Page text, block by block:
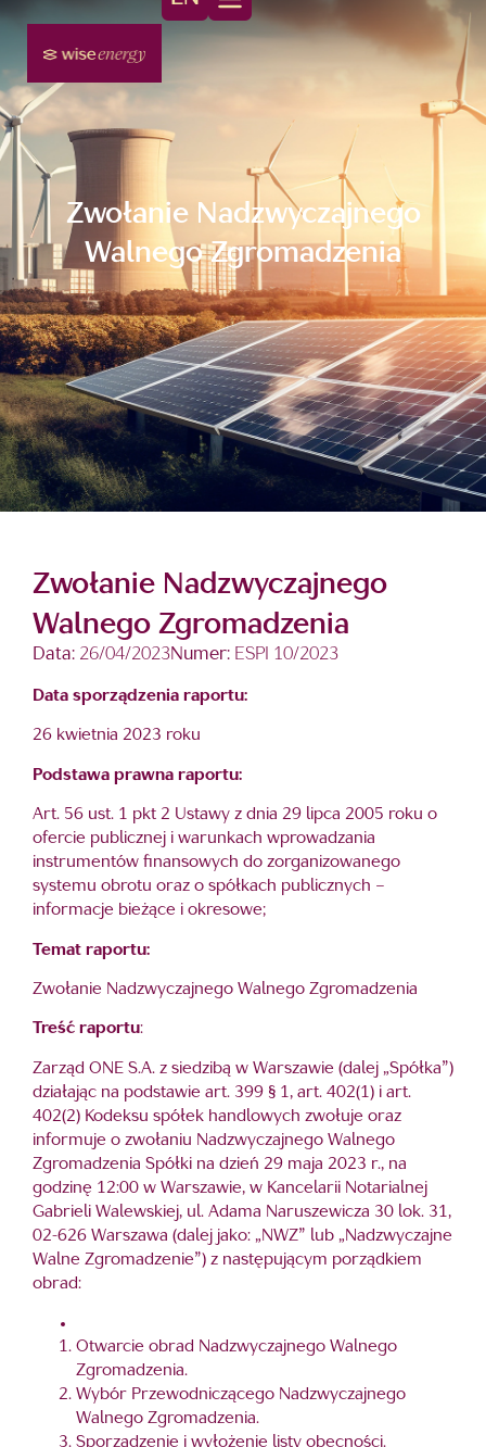
Zwołanie Nadzwyczajnego
Walnego Zgromadzenia
Zwołanie Nadzwyczajnego
Walnego Zgromadzenia
Data: 26/04/2023Numer: ESPI 10/2023
Data sporządzenia raportu:
26 kwietnia 2023 roku
Podstawa prawna raportu:
Art. 56 ust. 1 pkt 2 Ustawy z dnia 29 lipca 2005 roku o
ofercie publicznej i warunkach wprowadzania
instrumentów finansowych do zorganizowanego
systemu obrotu oraz o spółkach publicznych –
informacje bieżące i okresowe;
Temat raportu:
Zwołanie Nadzwyczajnego Walnego Zgromadzenia
Treść raportu:
Zarząd ONE S.A. z siedzibą w Warszawie (dalej „Spółka”)
działając na podstawie art. 399 § 1, art. 402(1) i art.
402(2) Kodeksu spółek handlowych zwołuje oraz
informuje o zwołaniu Nadzwyczajnego Walnego
Zgromadzenia Spółki na dzień 29 maja 2023 r., na
godzinę 12:00 w Warszawie, w Kancelarii Notarialnej
Gabrieli Walewskiej, ul. Adama Naruszewicza 30 lok. 31,
02-626 Warszawa (dalej jako: „NWZ” lub „Nadzwyczajne
Walne Zgromadzenie”) z następującym porządkiem
obrad:
Otwarcie obrad Nadzwyczajnego Walnego
Zgromadzenia.
Wybór Przewodniczącego Nadzwyczajnego
Walnego Zgromadzenia.
Sporządzenie i wyłożenie listy obecności.